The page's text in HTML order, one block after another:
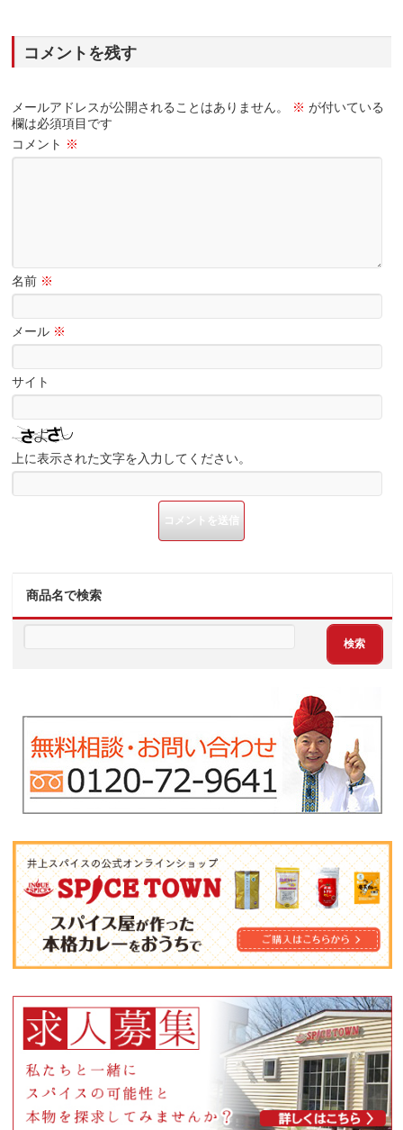
コメントを残す
メールアドレスが公開されることはありません。 ※ が付いている
欄は必須項目です
コメント ※
名前 ※
メール ※
サイト
上に表示された文字を入力してください。
商品名で検索